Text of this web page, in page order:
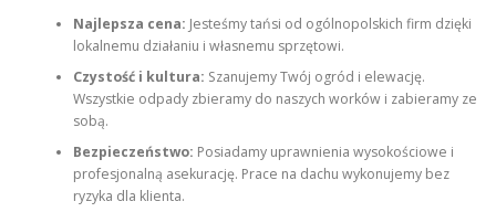
Najlepsza cena: Jesteśmy tańsi od ogólnopolskich firm dzięki
lokalnemu działaniu i własnemu sprzętowi.
Czystość i kultura: Szanujemy Twój ogród i elewację.
Wszystkie odpady zbieramy do naszych worków i zabieramy ze
sobą.
Bezpieczeństwo: Posiadamy uprawnienia wysokościowe i
profesjonalną asekurację. Prace na dachu wykonujemy bez
ryzyka dla klienta.